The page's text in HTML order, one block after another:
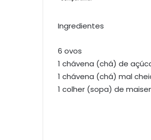
Ingredientes
6 ovos
1 chávena (chá) de
1 chávena (chá) mal
1 colher (sopa) de